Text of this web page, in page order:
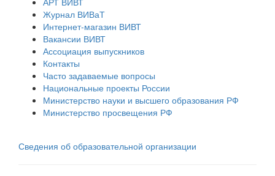
Журнал ВИВаТ
Интернет-магазин ВИВТ
Вакансии ВИВТ
Ассоциация выпускников
Контакты
Часто задаваемые вопросы
Национальные проекты России
Министерство науки и высшего образования РФ
Министерство просвещения РФ
Сведения об образовательной организации